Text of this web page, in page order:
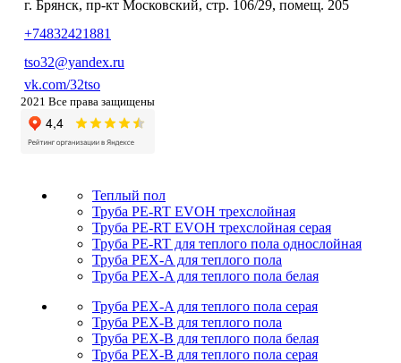
г. Брянск, пр-кт Московский, стр. 106/29, помещ. 205
+74832421881
tso32@yandex.ru
vk.com/32tso
2021 Все права защищены
Теплый пол
Труба PE-RT EVOH трехслойная
Труба PE-RT EVOH трехслойная серая
Труба PE-RT для теплого пола однослойная
Труба PEX-A для теплого пола
Труба PEX-A для теплого пола белая
Труба PEX-A для теплого пола серая
Труба PEX-B для теплого пола
Труба PEX-B для теплого пола белая
Труба PEX-B для теплого пола серая